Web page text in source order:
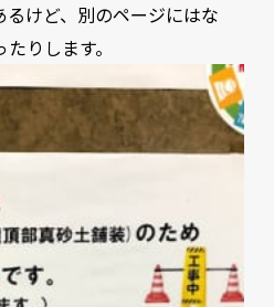
けど、別のページにはな
りします。